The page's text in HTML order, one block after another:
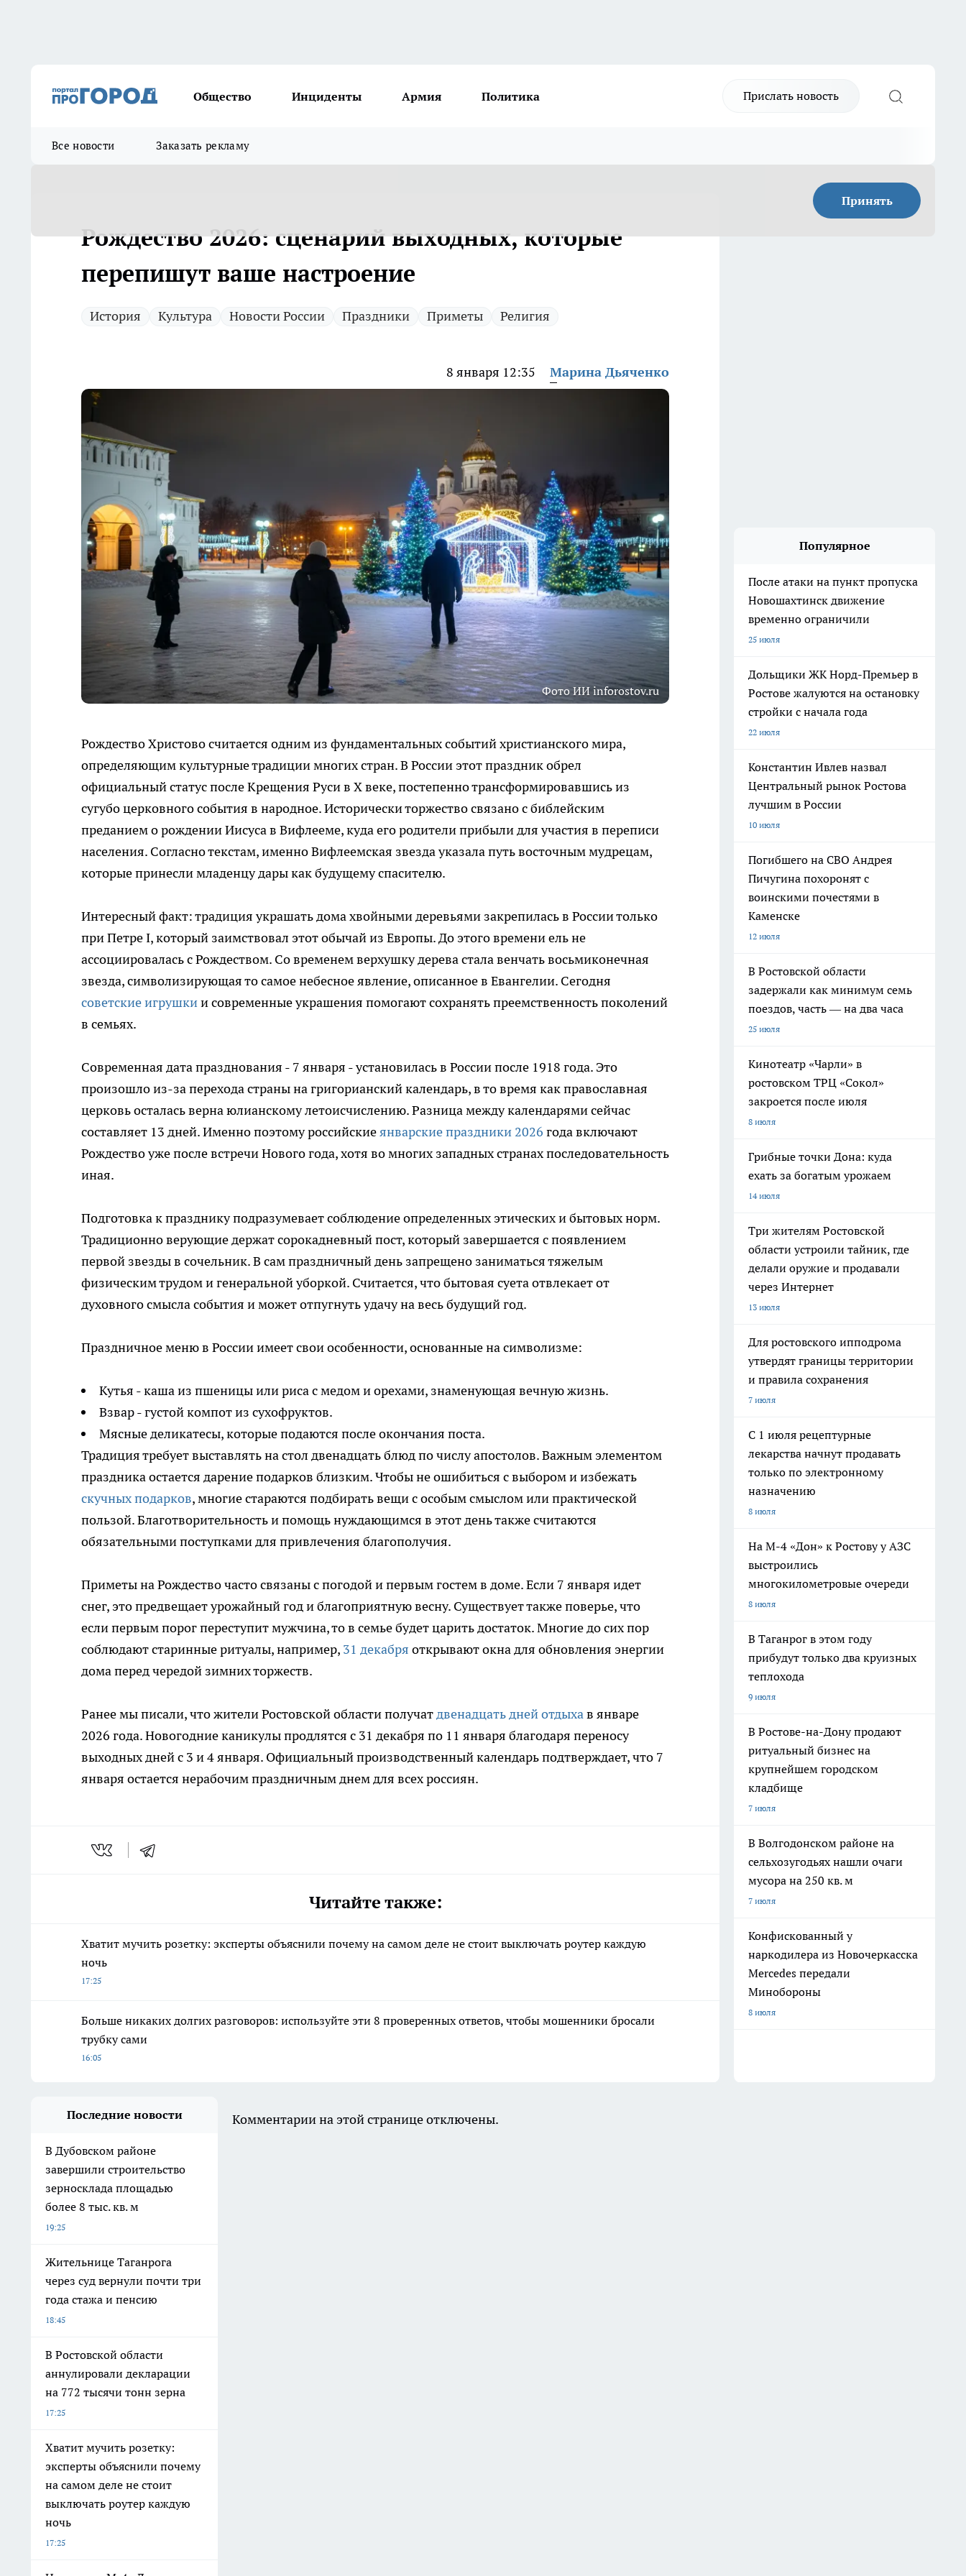
Общество Инциденты Армия Политика Прислать новость
Все новости Заказать рекламу
Принять
Рождество 2026: сценарий выходных, которые
перепишут ваше настроение
История Культура Новости России Праздники Приметы Религия
8 января 12:35 Марина Дьяченко
Фото ИИ inforostov.ru
Рождество Христово считается одним из фундаментальных событий христианского мира,
определяющим культурные традиции многих стран. В России этот праздник обрел
официальный статус после Крещения Руси в X веке, постепенно трансформировавшись из
сугубо церковного события в народное. Исторически торжество связано с библейским
преданием о рождении Иисуса в Вифлееме, куда его родители прибыли для участия в переписи
населения. Согласно текстам, именно Вифлеемская звезда указала путь восточным мудрецам,
которые принесли младенцу дары как будущему спасителю.
Интересный факт: традиция украшать дома хвойными деревьями закрепилась в России только
при Петре I, который заимствовал этот обычай из Европы. До этого времени ель не
ассоциировалась с Рождеством. Со временем верхушку дерева стала венчать восьмиконечная
звезда, символизирующая то самое небесное явление, описанное в Евангелии. Сегодня
советские игрушкии современные украшения помогают сохранять преемственность поколений
в семьях.
Современная дата празднования - 7 января - установилась в России после 1918 года. Это
произошло из-за перехода страны на григорианский календарь, в то время как православная
церковь осталась верна юлианскому летоисчислению. Разница между календарями сейчас
составляет 13 дней. Именно поэтому российскиеянварские праздники 2026 года включают
Рождество уже после встречи Нового года, хотя во многих западных странах последовательность
иная.
Подготовка к празднику подразумевает соблюдение определенных этических и бытовых норм.
Традиционно верующие держат сорокадневный пост, который завершается с появлением
первой звезды в сочельник. В сам праздничный день запрещено заниматься тяжелым
физическим трудом и генеральной уборкой. Считается, что бытовая суета отвлекает от
духовного смысла события и может отпугнуть удачу на весь будущий год.
Праздничное меню в России имеет свои особенности, основанные на символизме:
Кутья - каша из пшеницы или риса с медом и орехами, знаменующая вечную жизнь.
Взвар - густой компот из сухофруктов.
Мясные деликатесы, которые подаются после окончания поста.
Традиция требует выставлять на стол двенадцать блюд по числу апостолов. Важным элементом
праздника остается дарение подарков близким. Чтобы не ошибиться с выбором и избежать
скучных подарков, многие стараются подбирать вещи с особым смыслом или практической
пользой. Благотворительность и помощь нуждающимся в этот день также считаются
обязательными поступками для привлечения благополучия.
Приметы на Рождество часто связаны с погодой и первым гостем в доме. Если 7 января идет
снег, это предвещает урожайный год и благоприятную весну. Существует также поверье, что
если первым порог переступит мужчина, то в семье будет царить достаток. Многие до сих пор
соблюдают старинные ритуалы, например, 31 декабря открывают окна для обновления энергии
дома перед чередой зимних торжеств.
Ранее мы писали, что жители Ростовской области получатдвенадцать дней отдыхав январе
2026 года. Новогодние каникулы продлятся с 31 декабря по 11 января благодаря переносу
выходных дней с 3 и 4 января. Официальный производственный календарь подтверждает, что 7
января остается нерабочим праздничным днем для всех россиян.
Читайте также:
Хватит мучить розетку: эксперты объяснили почему на самом деле не стоит выключать роутер каждую
ночь
17:25
Больше никаких долгих разговоров: используйте эти 8 проверенных ответов, чтобы мошенники бросали
трубку сами
16:05
Популярное
После атаки на пункт пропуска
Новошахтинск движение
временно ограничили
25 июля
Дольщики ЖК Норд-Премьер в
Ростове жалуются на остановку
стройки с начала года
22 июля
Константин Ивлев назвал
Центральный рынок Ростова
лучшим в России
10 июля
Погибшего на СВО Андрея
Пичугина похоронят с
воинскими почестями в
Каменске
12 июля
В Ростовской области
задержали как минимум семь
поездов, часть — на два часа
25 июля
Кинотеатр «Чарли» в
ростовском ТРЦ «Сокол»
закроется после июля
8 июля
Грибные точки Дона: куда
ехать за богатым урожаем
14 июля
Три жителям Ростовской
области устроили тайник, где
делали оружие и продавали
через Интернет
13 июля
Для ростовского ипподрома
утвердят границы территории
и правила сохранения
7 июля
С 1 июля рецептурные
лекарства начнут продавать
только по электронному
назначению
8 июля
На М-4 «Дон» к Ростову у АЗС
выстроились
многокилометровые очереди
8 июля
В Таганрог в этом году
прибудут только два круизных
теплохода
9 июля
В Ростове-на-Дону продают
ритуальный бизнес на
крупнейшем городском
кладбище
7 июля
В Волгодонском районе на
сельхозугодьях нашли очаги
мусора на 250 кв. м
7 июля
Конфискованный у
наркодилера из Новочеркасска
Mercedes передали
Минобороны
8 июля
Последние новости
В Дубовском районе
завершили строительство
зерносклада площадью
более 8 тыс. кв. м
19:25
Жительнице Таганрога
через суд вернули почти три
года стажа и пенсию
18:45
В Ростовской области
аннулировали декларации
на 772 тысячи тонн зерна
17:25
Хватит мучить розетку:
эксперты объяснили почему
на самом деле не стоит
выключать роутер каждую
ночь
17:25
Комментарии на этой странице отключены.